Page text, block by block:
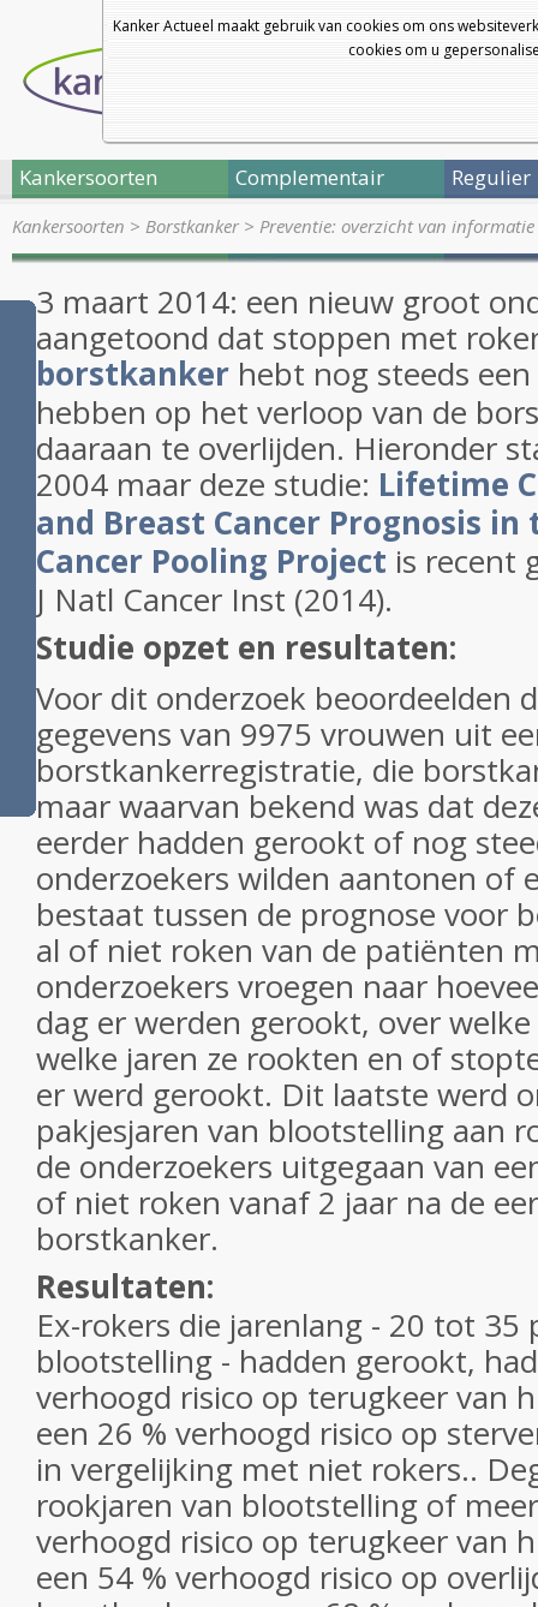
Kanker Actueel maakt gebruik van cookies om ons
cookies om u
Kankersoorten Complementair Regulier
Kankersoorten > Borstkanker> Preventie: overzicht van
3 maart 2014: een nieuw groot
aangetoond dat stoppen met
borstkanker hebt nog steeds
hebben op het verloop van de
daaraan te overlijden. Hieronder
2004 maar deze studie: Lifetime
and Breast Cancer Prognosis
Cancer Pooling Project is recent
J Natl Cancer Inst (2014).
Studie opzet en resultaten:
Voor dit onderzoek beoordeelden
gegevens van 9975 vrouwen uit
borstkankerregistratie, die
maar waarvan bekend was dat
eerder hadden gerookt of nog
onderzoekers wilden aantonen of
bestaat tussen de prognose voor
al of niet roken van de patiënten
onderzoekers vroegen naar
dag er werden gerookt, over
welke jaren ze rookten en of
er werd gerookt. Dit laatste werd
pakjesjaren van blootstelling aan
de onderzoekers uitgegaan van
of niet roken vanaf 2 jaar na de
borstkanker.
Resultaten:
Ex-rokers die jarenlang - 20 tot 35
blootstelling - hadden gerookt,
verhoogd risico op terugkeer van
een 26 % verhoogd risico op
in vergelijking met niet rokers..
rookjaren van blootstelling of
verhoogd risico op terugkeer van
een 54 % verhoogd risico op